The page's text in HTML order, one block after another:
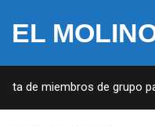
EL
de miembros de grupo